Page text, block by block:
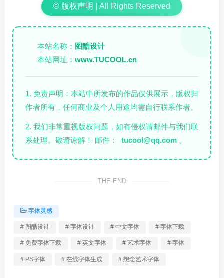
© 版权声明 | All Rights Reserved
本站名称： 图酷设计
本站网址： www.TUCOOL.cn
1. 免责声明：本站中所发布的作品仅供展示，版权归
作者所有，任何商业及个人用途均需自行联系作者。
2. 我们非常重视版权问题，如有侵权请邮件与我们联
系处理。敬请谅解！ 邮件：
tucool@qq.com 。
THE END
字体灵感
# 图酷设计 # 字体设计 # 中文字体 # 字体下载
# 免费字体下载 # 英文字体 # 艺术字体 # 字体
# PS字体 # 在线字体生成 # 想念艺术字体